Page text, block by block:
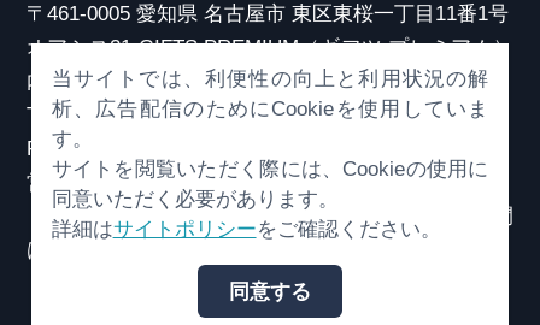
〒461-0005 愛知県 名古屋市 東区東桜一丁目11番1号
オアシス21 GIFTS PREMIUM（ギフツ プレミアム）
内
TEL：052-253-6185
FAX：052-253-6186
営業時間：10:00～21:00
（原則、元日を除き年中無休）※観光相談対応時間
は18:30まで
© （一社）岐阜県観光連盟 All Rights Reserved.
当サイトでは、利便性の向上と利用状況の解
析、広告配信のためにCookieを使用していま
す。
サイトを閲覧いただく際には、Cookieの使用に
同意いただく必要があります。
詳細はサイトポリシーをご確認ください。
同意する